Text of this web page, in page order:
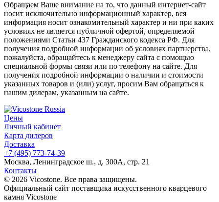
Обращаем Ваше внимание на то, что данный интернет-сайт
носит исключительно информационный характер, вся
информация носит ознакомительный характер и ни при каких
условиях не является публичной офертой, определяемой
положениями Статьи 437 Гражданского кодекса РФ. Для
получения подробной информации об условиях партнерства,
пожалуйста, обращайтесь к менеджеру сайта с помощью
специальной формы связи или по телефону на сайте. Для
получения подробной информации о наличии и стоимости
указанных товаров и (или) услуг, просим Вам обращаться к
нашим дилерам, указанным на сайте.
Цены
Личный кабинет
Карта дилеров
Доставка
+7 (495) 773-74-39
Москва, Ленинградское ш., д. 300А, стр. 21
Контакты
© 2026 Vicostone. Все права защищены.
Официальный сайт поставщика искусственного кварцевого
камня Vicostone